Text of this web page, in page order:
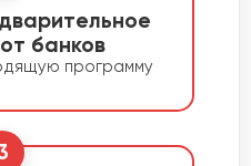
банков
программу